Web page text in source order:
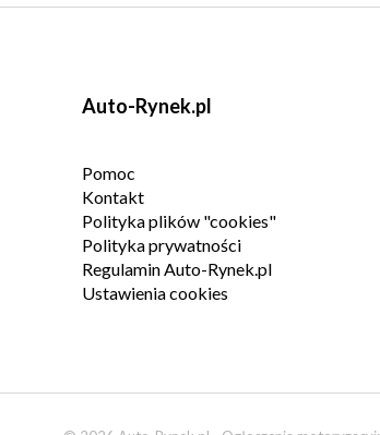
Auto-Rynek.pl
Pomoc
Kontakt
Polityka plików "cookies"
Polityka prywatności
Regulamin Auto-Rynek.pl
Ustawienia cookies